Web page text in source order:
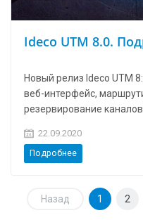
Ideco UTM 8.0.
Новый релиз Ideco UTM
веб-интерфейс,
резервирование каналов.
22.09.2020
Подробнее
Назад 1 2